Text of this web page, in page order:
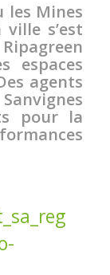
les Mines
s’est
espaces
agents
pour la